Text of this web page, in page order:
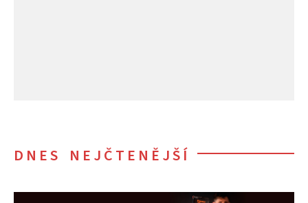
DNES NEJČTENĚJŠÍ